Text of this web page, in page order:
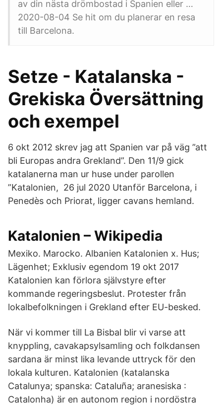
av din nästa drömbostad i Spanien eller …
2020-08-04 Se hit om du planerar en resa
till Barcelona.
Setze - Katalanska -
Grekiska Översättning
och exempel
6 okt 2012 skrev jag att Spanien var på väg ”att
bli Europas andra Grekland”. Den 11/9 gick
katalanerna man ur huse under parollen
”Katalonien, 26 jul 2020 Utanför Barcelona, i
Penedès och Priorat, ligger cavans hemland.
Katalonien – Wikipedia
Mexiko. Marocko. Albanien Katalonien x. Hus;
Lägenhet; Exklusiv egendom 19 okt 2017
Katalonien kan förlora självstyre efter
kommande regeringsbeslut. Protester från
lokalbefolkningen i Grekland efter EU-besked.
När vi kommer till La Bisbal blir vi varse att
knyppling, cavakapsylsamling och folkdansen
sardana är minst lika levande uttryck för den
lokala kulturen. Katalonien (katalanska
Catalunya; spanska: Cataluña; aranesiska :
Catalonha) är en autonom region i nordöstra